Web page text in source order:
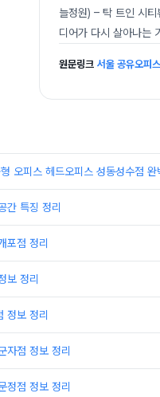
늘정원) – 탁 트인 시
디어가 다시 살아나는
원문링크 서울 공유오피
오피스 헤드오피스 성동성수점 완
간 특징 정리
포점 정리
보 정리
정보 정리
자점 정보 정리
정점 정보 정리